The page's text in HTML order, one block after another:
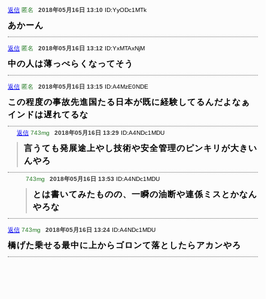
返信 匿名 2018年05月16日 13:10 ID:YyODc1MTk
あかーん
返信 匿名 2018年05月16日 13:12 ID:YxMTAxNjM
中の人は薄っぺらくなってそう
返信 匿名 2018年05月16日 13:15 ID:A4MzE0NDE
この程度の事故先進国たる日本が既に経験してるんだよなぁ
インドは遅れてるな
返信 743mg 2018年05月16日 13:29 ID:A4NDc1MDU
言うても発展途上やし技術や安全管理のピンキリが大きい
んやろ
743mg 2018年05月16日 13:53 ID:A4NDc1MDU
とは書いてみたものの、一瞬の油断や連係ミスとかなん
やろな
返信 743mg 2018年05月16日 13:24 ID:A4NDc1MDU
橋げた乗せる最中に上からゴロンて落としたらアカンやろ